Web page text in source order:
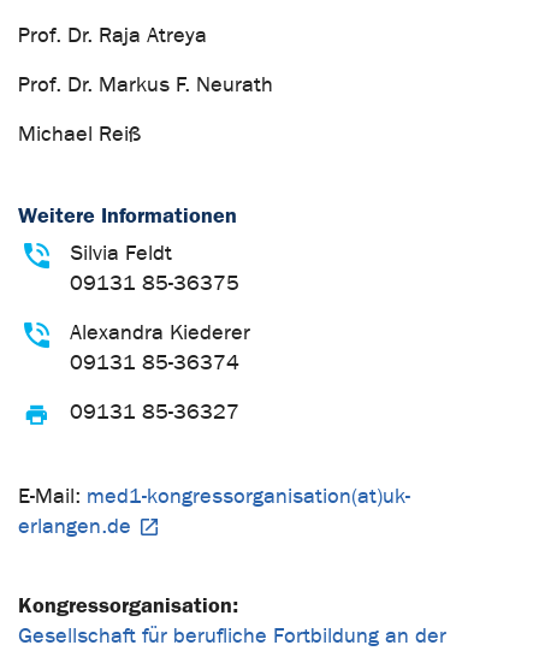
Prof. Dr. Raja Atreya
Prof. Dr. Markus F. Neurath
Michael Reiß
Weitere Informationen
Silvia Feldt
09131 85-36375
Alexandra Kiederer
09131 85-36374
09131 85-36327
E-Mail: med1-kongressorganisation(at)uk-
erlangen.de
Kongressorganisation:
Gesellschaft für berufliche Fortbildung an der